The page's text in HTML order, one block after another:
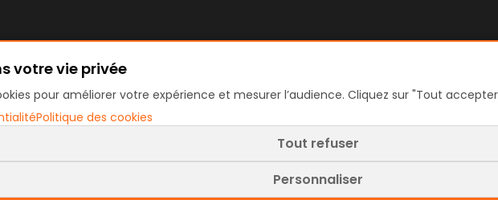
votre vie privée
pour améliorer votre expérience et mesurer l’audience. Cliquez sur "Tout
Politique des cookies
Tout refuser
Personnaliser